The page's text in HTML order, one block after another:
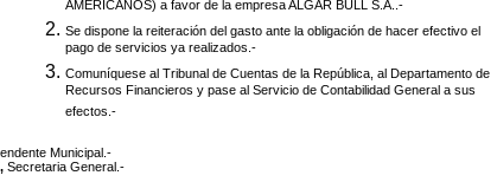
AMERICANOS) a favor de la empresa ALGAR BULL S.A..-
Se dispone la reiteración del gasto ante la obligación de hacer efectivo el
pago de servicios ya realizados.-
Comuníquese al Tribunal de Cuentas de la República, al Departamento de
Recursos Financieros y pase al Servicio de Contabilidad General a sus
efectos.-
Municipal.-
Secretaria General.-